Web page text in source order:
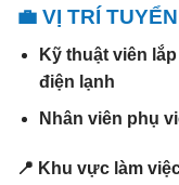
💼 VỊ TRÍ
Kỹ thuật viên
điện lạnh
Nhân viên phụ
📍 Khu vực làm